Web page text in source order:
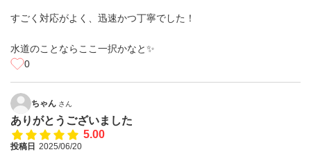
すごく対応がよく、迅速かつ丁寧でした！
水道のことならここ一択かなと✨
0
ちゃん さん
ありがとうございました
5.00
投稿日 2025/06/20